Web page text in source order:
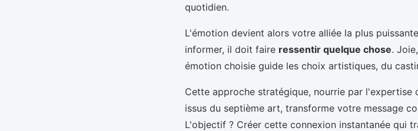
quotidien.
L'émotion devient alors votre alliée la plus
informer, il doit faire ressentir quelque chose.
émotion choisie guide les choix artistiques, du
Cette approche stratégique, nourrie par l'expertise
issus du septième art, transforme votre message
L'objectif ? Créer cette connexion instantanée qui